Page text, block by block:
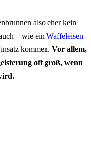
also eher kein
– wie ein Waffeleisen
kommen. Vor allem,
oft groß, wenn